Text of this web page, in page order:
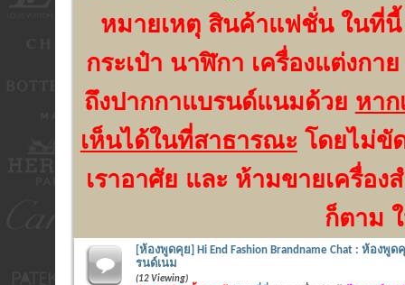
หมายเหตุ สินค้าแฟชั่น ในที่นี้
กระเป๋า นาฬิกา เครื่องแต่งกา
ถึงปากกาแบรนด์แนมด้วย หาก
เห็นได้ในที่สาธารณะ โดยไม่ขั
เราอาศัย และ ห้ามขายเครื่อง
ก็ตาม
[ห้องพูดคุย] Hi End Fashion Brandname Chat : ห้องพู
รนด์เนม
(12 Viewing)